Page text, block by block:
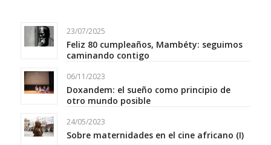
23/07/2025
Feliz 80 cumpleaños, Mambéty: seguimos
caminando contigo
06/11/2023
Doxandem: el sueño como principio de
otro mundo posible
24/05/2023
Sobre maternidades en el cine africano (I)